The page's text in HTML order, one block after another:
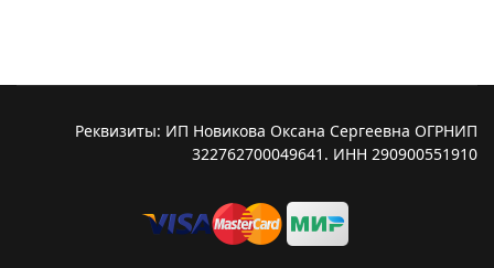
Реквизиты: ИП Новикова Оксана Сергеевна ОГРНИП
322762700049641. ИНН 290900551910